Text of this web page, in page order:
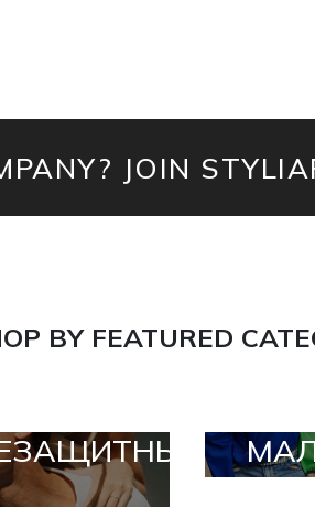
JOIN
BY FEATURED